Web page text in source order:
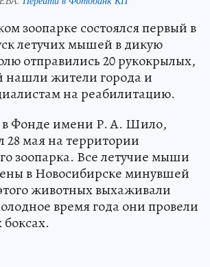
зоопарке состоялся первый в
летучих мышей в дикую
отправились 20 рукокрылых,
нашли жители города и
на реабилитацию.
в Фонде имени Р. А. Шило,
28 мая на территории
зоопарка. Все летучие мыши
в Новосибирске минувшей
животных выхаживали
время года они провели